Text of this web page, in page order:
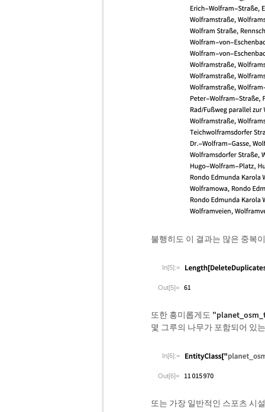
불행히도 이 결과는 많은 중복
In[5]:=
Out[5]=
또한 흥미롭게도
몇 그루의 나무가 포함되어 있
In[6]:=
Out[6]=
또는 가장 일반적인 스포츠 시